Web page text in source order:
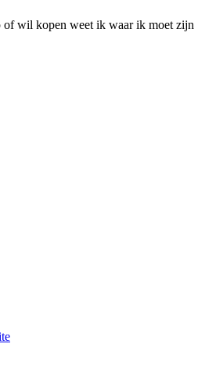
of wil kopen weet ik waar ik moet zijn